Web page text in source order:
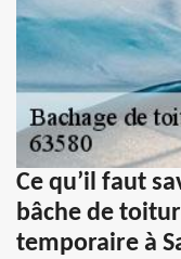
Ce qu’il faut
bâche de
temporaire à